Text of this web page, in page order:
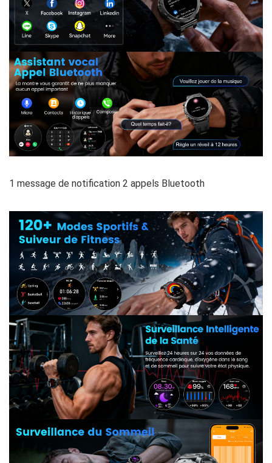
1 message de notification 2 appels Bluetooth